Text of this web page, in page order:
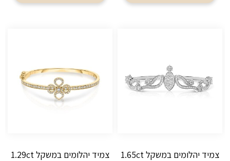
צמיד יהלומים במשקל 1.65ct צמיד יהלומים במשקל 1.29ct